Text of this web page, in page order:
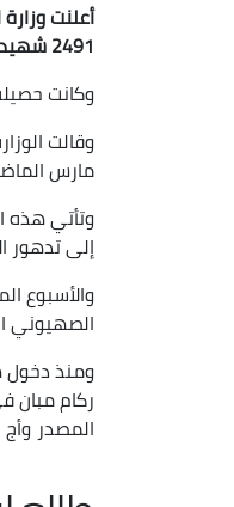
2491 شهيدا 7719 مصابا.
وكانت حصيلة
مارس الماضي،
وتأتي هذه
إلى تدهور
والأسبوع
الصهيوني
ومنذ دخول
ركام
المصدر وأج